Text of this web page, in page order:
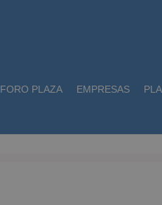
FORO PLAZA EMPRESAS